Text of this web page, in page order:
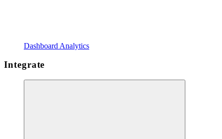
Dashboard Analytics
Integrate